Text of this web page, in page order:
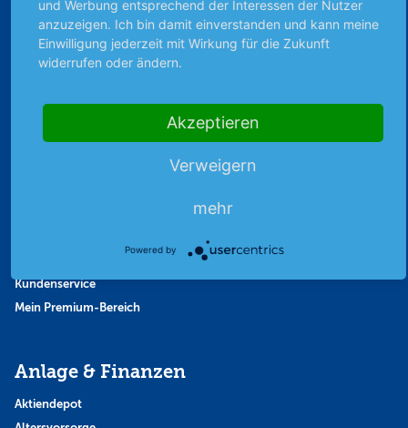
Strategie
Thema der Woche
Themen & Börse
Abo & Shop
Kundenservice
Mein Premium-Bereich
Anlage & Finanzen
Aktiendepot
und Werbung entsprechend der Interessen der Nutzer
anzuzeigen. Ich bin damit einverstanden und kann meine
Einwilligung jederzeit mit Wirkung für die Zukunft
widerrufen oder ändern.
Akzeptieren
Verweigern
mehr
Powered by